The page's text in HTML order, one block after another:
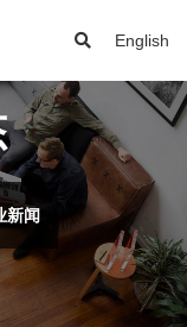
English
新闻